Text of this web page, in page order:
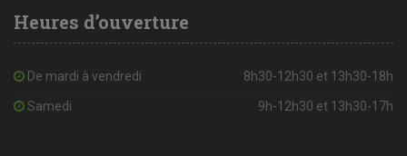
Heures d’ouverture
De mardi à vendredi 8h30-12h30 et 13h30-18h
Samedi 9h-12h30 et 13h30-17h